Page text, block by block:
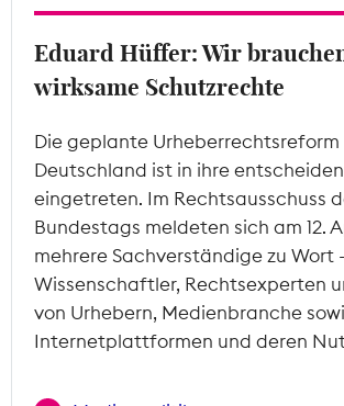
Mitgliederbereich
Eduard Hüffer: Wir
wirksame Schutzrechte
Die geplante Urheberrechtsreform
Deutschland ist in ihre
eingetreten. Im Rechtsausschuss
Bundestags meldeten sich am 12.
mehrere Sachverständige zu Wort
Wissenschaftler, Rechtsexperten
von Urhebern, Medienbranche
Internetplattformen und deren